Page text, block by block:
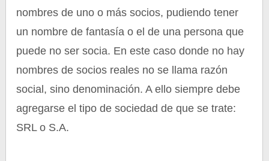
nombres de uno o más socios, pudiendo tener
un nombre de fantasía o el de una persona que
puede no ser socia. En este caso donde no hay
nombres de socios reales no se llama razón
social, sino denominación. A ello siempre debe
agregarse el tipo de sociedad de que se trate:
SRL o S.A.